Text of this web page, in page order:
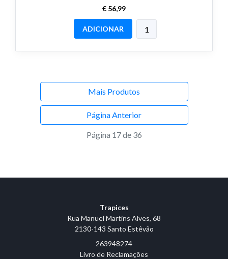
€ 56,99
ADICIONAR
Mais Produtos
Página Anterior
Página 17 de 36
Trapices
Rua Manuel Martins Alves, 68
2130-143 Santo Estêvão
263948274
Livro de Reclamações